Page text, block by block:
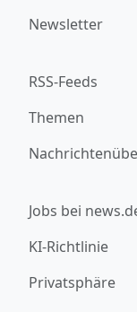
Newsletter
RSS-Feeds
Themen
Jobs bei
KI-Richtlinie
Privatsphäre